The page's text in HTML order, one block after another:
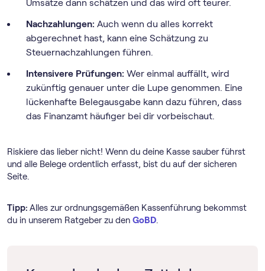
Umsätze dann schätzen und das wird oft teurer.
Nachzahlungen: Auch wenn du alles korrekt
abgerechnet hast, kann eine Schätzung zu
Steuernachzahlungen führen.
Intensivere Prüfungen: Wer einmal auffällt, wird
zukünftig genauer unter die Lupe genommen. Eine
lückenhafte Belegausgabe kann dazu führen, dass
das Finanzamt häufiger bei dir vorbeischaut.
Riskiere das lieber nicht! Wenn du deine Kasse sauber führst
und alle Belege ordentlich erfasst, bist du auf der sicheren
Seite.
Tipp: Alles zur ordnungsgemäßen Kassenführung bekommst
du in unserem Ratgeber zu den GoBD.